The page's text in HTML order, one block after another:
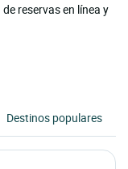
reservas en línea y
Destinos populares